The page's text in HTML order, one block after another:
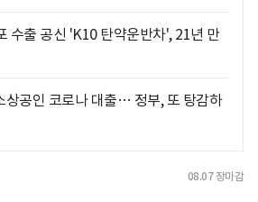
수출 공신 'K10 탄약운반차', 21년 만
상공인 코로나 대출… 정부, 또 탕감하
08.07 장마감